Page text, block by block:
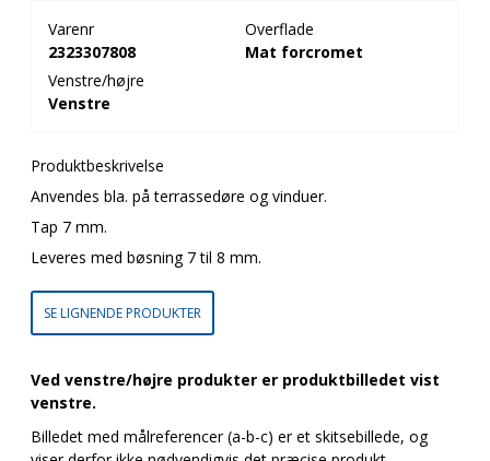
Varenr
2323307808
Overflade
Mat forcromet
Venstre/højre
Venstre
Produktbeskrivelse
Anvendes bla. på terrassedøre og vinduer.
Tap 7 mm.
Leveres med bøsning 7 til 8 mm.
SE LIGNENDE PRODUKTER
Ved venstre/højre produkter er produktbilledet vist
venstre.
Billedet med målreferencer (a-b-c) er et skitsebillede, og